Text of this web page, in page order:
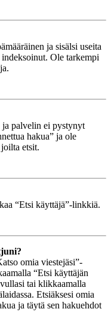
ja sisälsi useita
Ole tarkempi
palvelin ei pystynyt
hakua” ja ole
etsit.
“Etsi käyttäjä”-linkkiä.
omia viestejäsi”-
“Etsi käyttäjän
tai klikkaamalla
Etsiäksesi omia
ja täytä sen hakuehdot